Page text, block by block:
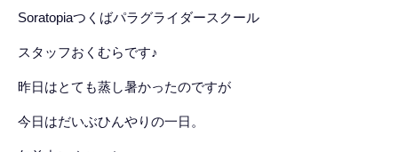
Soratopiaつくばパラグライダースクール
スタッフおくむらです♪
昨日はとても蒸し暑かったのですが
今日はだいぶひんやりの一日。